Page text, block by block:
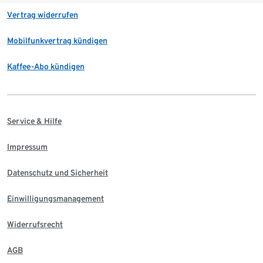
Vertrag widerrufen
Mobilfunkvertrag kündigen
Kaffee-Abo kündigen
Service & Hilfe
Impressum
Datenschutz und Sicherheit
Einwilligungsmanagement
Widerrufsrecht
AGB